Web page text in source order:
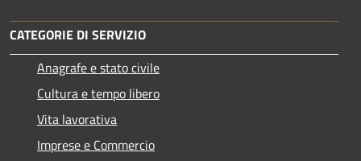
CATEGORIE DI SERVIZIO
Anagrafe e stato civile
Cultura e tempo libero
Vita lavorativa
Imprese e Commercio